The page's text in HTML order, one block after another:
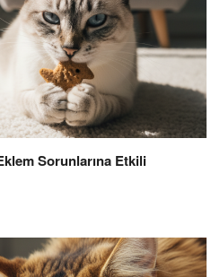
Sorunlarına Etkili